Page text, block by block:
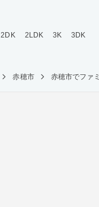
2DK 2LDK 3K
3DK
赤穂市 赤穂市でファ